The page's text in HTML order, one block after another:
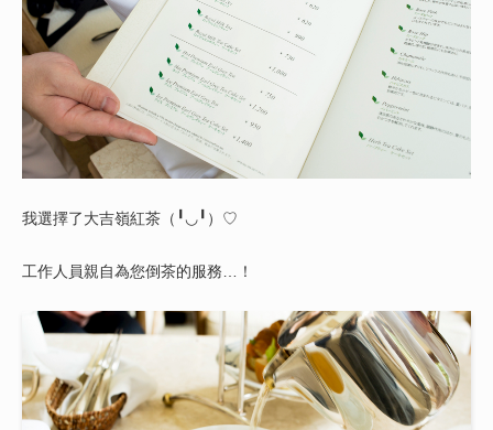
我選擇了大吉嶺紅茶（╹◡╹）♡
工作人員親自為您倒茶的服務…！